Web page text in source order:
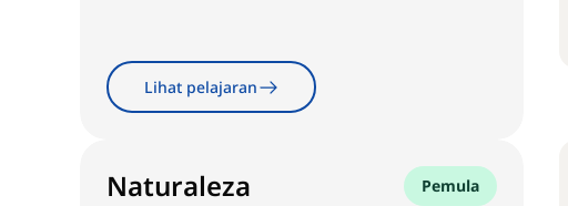
Lihat pelajaran
Naturaleza Pemula